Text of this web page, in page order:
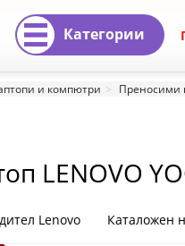
Категории
и компютри Преносими
LENOVO
Lenovo Каталожен